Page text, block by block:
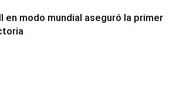
en modo mundial aseguró la primer